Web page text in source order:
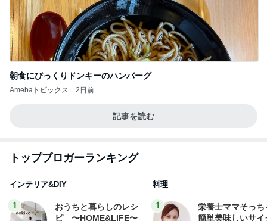
朝食にびっくりドンキーのハンバーグ
Amebaトピックス 2日前
記事を読む
トップブロガーランキング
インテリア&DIY
1
おうちと暮らしのレシ
ピ 〜HOME&LIFE〜
料理
1
栄養士ママそっち
簡単美味しいサイ